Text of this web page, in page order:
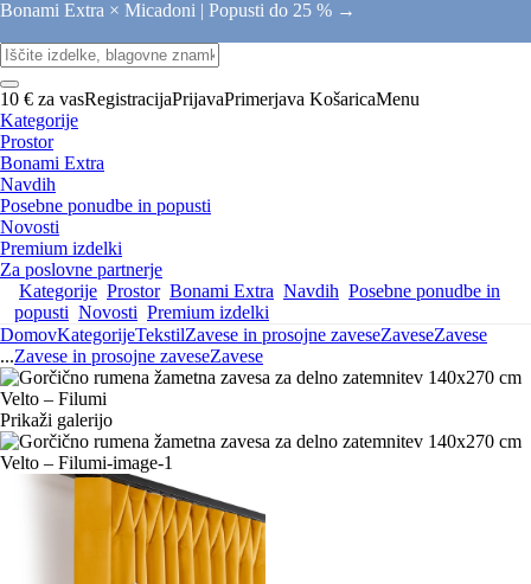
Bonami Extra × Micadoni | Popusti do 25 % →
10 € za vasRegistracijaPrijavaPrimerjava KošaricaMenu
Kategorije
Prostor
Bonami Extra
Navdih
Posebne ponudbe in popusti
Novosti
Premium izdelki
Za poslovne partnerje
Kategorije Prostor Bonami Extra Navdih Posebne ponudbe in
popusti Novosti Premium izdelki
DomovKategorijeTekstilZavese in prosojne zaveseZaveseZavese
...Zavese in prosojne zaveseZavese
Prikaži galerijo